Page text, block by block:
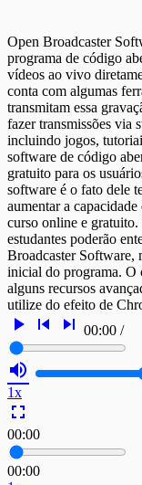
Open Broadcaster
programa de código
vídeos ao vivo
conta com algumas
transmitam essa
fazer transmissões via
incluindo jogos,
software de código
gratuito para os
software é o fato dele
aumentar a
curso online e gratuito.
estudantes poderão
Broadcaster Software,
inicial do programa. O
alguns recursos
utilize do efeito de
play_arrow skip_previous skip_next 00:00 /
volume_up
1x
fullscreen
00:00
00:00